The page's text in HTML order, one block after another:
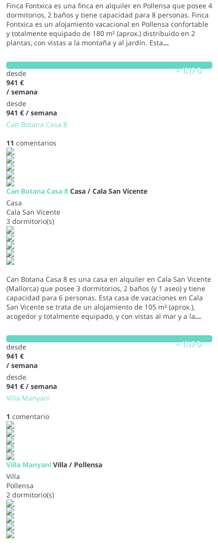
Finca Fontxica es una finca en alquiler en Pollensa que posee 4
dormitorios, 2 baños y tiene capacidad para 8 personas. Finca
Fontxica es un alojamiento vacacional en Pollensa confortable
y totalmente equipado de 180 m² (aprox.) distribuido en 2
plantas, con vistas a la montaña y al jardín. Esta...
+ INFO
desde
941 €
/ semana
desde
941 €/ semana
Can Botana Casa 8
11 comentarios
Can Botana Casa 8 Casa / Cala San Vicente
Casa
Cala San Vicente
3 dormitorio(s)
Can Botana Casa 8 es una casa en alquiler en Cala San Vicente
(Mallorca) que posee 3 dormitorios, 2 baños (y 1 aseo) y tiene
capacidad para 6 personas. Esta casa de vacaciones en Cala
San Vicente se trata de un alojamiento de 105 m² (aprox.),
acogedor y totalmente equipado, y con vistas al mar y a la...
+ INFO
desde
941 €
/ semana
desde
941 €/ semana
Villa Manyani
1 comentario
Villa Manyani Villa / Pollensa
Villa
Pollensa
2 dormitorio(s)